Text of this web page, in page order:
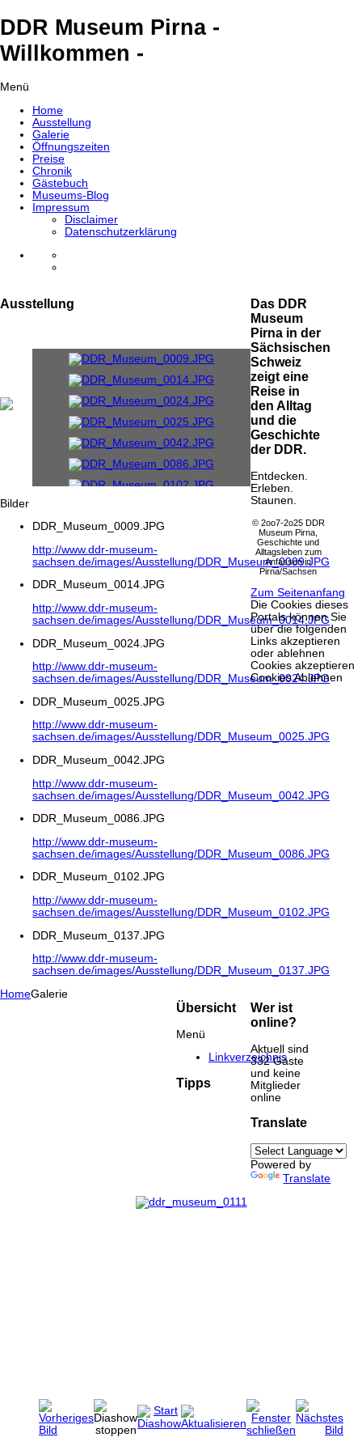
DDR Museum Pirna -
Willkommen -
Menü
Home
Ausstellung
Galerie
Öffnungszeiten
Preise
Chronik
Gästebuch
Museums-Blog
Impressum
Disclaimer
Datenschutzerklärung
Ausstellung
Bilder
DDR_Museum_0009.JPG
http://www.ddr-museum-
sachsen.de/images/Ausstellung/DDR_Museum_0009.JPG
DDR_Museum_0014.JPG
http://www.ddr-museum-
sachsen.de/images/Ausstellung/DDR_Museum_0014.JPG
DDR_Museum_0024.JPG
http://www.ddr-museum-
sachsen.de/images/Ausstellung/DDR_Museum_0024.JPG
DDR_Museum_0025.JPG
http://www.ddr-museum-
sachsen.de/images/Ausstellung/DDR_Museum_0025.JPG
DDR_Museum_0042.JPG
http://www.ddr-museum-
sachsen.de/images/Ausstellung/DDR_Museum_0042.JPG
DDR_Museum_0086.JPG
http://www.ddr-museum-
sachsen.de/images/Ausstellung/DDR_Museum_0086.JPG
DDR_Museum_0102.JPG
http://www.ddr-museum-
sachsen.de/images/Ausstellung/DDR_Museum_0102.JPG
DDR_Museum_0137.JPG
http://www.ddr-museum-
sachsen.de/images/Ausstellung/DDR_Museum_0137.JPG
Das DDR
Museum
Pirna in der
Sächsischen
Schweiz
zeigt eine
Reise in
den Alltag
und die
Geschichte
der DDR.
Entdecken.
Erleben.
Staunen.
HomeGalerie
Übersicht
Menü
Linkverzeichnis
Tipps
Wer ist
online?
Aktuell sind
332 Gäste
und keine
Mitglieder
online
Translate
Powered by
Translate
© 2oo7-2o25 DDR
Museum Pirna,
Geschichte und
Alltagsleben zum
Anfassen in
Pirna/Sachsen
Zum Seitenanfang
Die Cookies dieses
Portals können Sie
über die folgenden
Links akzeptieren
oder ablehnen
Cookies akzeptieren
Cookies Ablehnen